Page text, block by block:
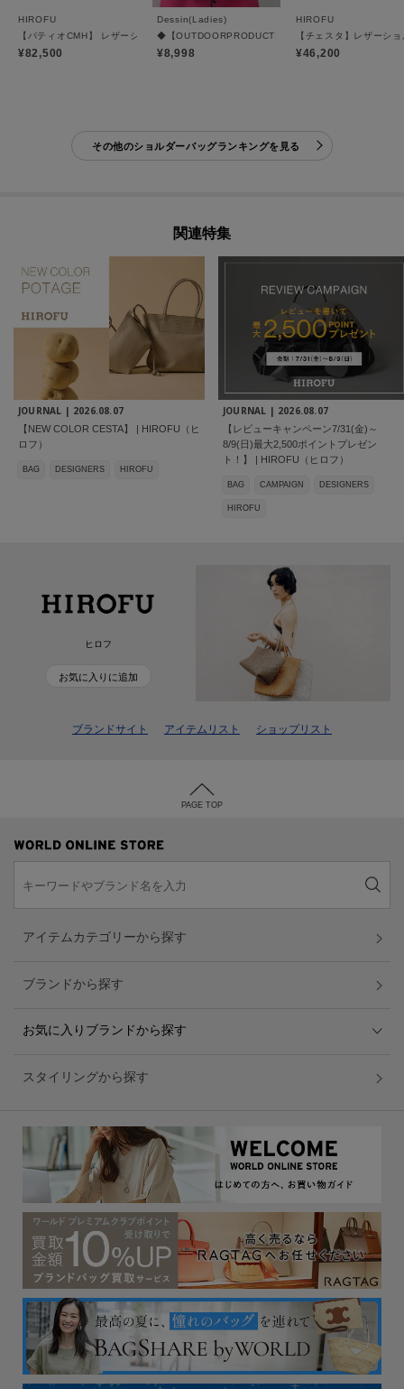
HIROFU
【パティオCMH】 レザーショルダーバッグ M 本革 ビジネスバッグ（商品番号：P25-
¥82,500
Dessin(Ladies)
◆【OUTDOORPRODUCTS別注】スタッズ巾着バッグ
¥8,998
HIROFU
【チェスタ】レザーシ
¥46,200
その他のショルダーバッグランキングを見る
関連特集
JOURNAL | 2026.08.07
【NEW COLOR CESTA】 | HIROFU（ヒ
ロフ）
BAG DESIGNERS HIROFU
JOURNAL | 2026.08.07
【レビューキャンペーン7/31(金)～
8/9(日)最大2,500ポイントプレゼン
ト！】 | HIROFU（ヒロフ）
BAG CAMPAIGN DESIGNERS
HIROFU
ヒロフ
お気に入りに追加
ブランドサイト アイテムリスト ショップリスト
PAGE TOP
アイテムカテゴリーから探す
ブランドから探す
お気に入りブランドから探す
スタイリングから探す